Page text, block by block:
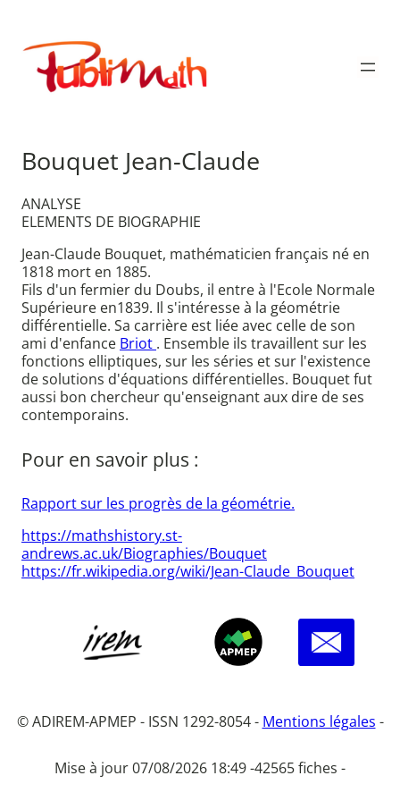
contenu
Publimath
Bouquet Jean-Claude
ANALYSE
ELEMENTS DE BIOGRAPHIE
Jean-Claude Bouquet, mathématicien français né en
1818 mort en 1885.
Fils d'un fermier du Doubs, il entre à l'Ecole Normale
Supérieure en1839. Il s'intéresse à la géométrie
différentielle. Sa carrière est liée avec celle de son
ami d'enfance Briot . Ensemble ils travaillent sur les
fonctions elliptiques, sur les séries et sur l'existence
de solutions d'équations différentielles. Bouquet fut
aussi bon chercheur qu'enseignant aux dire de ses
contemporains.
Pour en savoir plus :
Rapport sur les progrès de la géométrie.
https://mathshistory.st-
andrews.ac.uk/Biographies/Bouquet
https://fr.wikipedia.org/wiki/Jean-Claude_Bouquet
© ADIREM-APMEP - ISSN 1292-8054 - Mentions légales -
Mise à jour 07/08/2026 18:49 -42565 fiches -